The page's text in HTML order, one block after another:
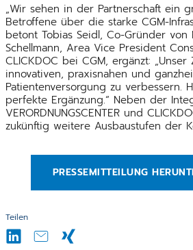
Teilen
„Wir sehen in der Partnerschaft ein
Betroffene über die starke CGM-
betont Tobias Seidl, Co-Gründer von
Schellmann, Area Vice President
CLICKDOC bei CGM, ergänzt:
innovativen, praxisnahen und
Patientenversorgung zu verbessern.
perfekte Ergänzung.“ Neben der
VERORDNUNGSCENTER und
zukünftig weitere Ausbaustufen der
PRESSEMITTEILUNG